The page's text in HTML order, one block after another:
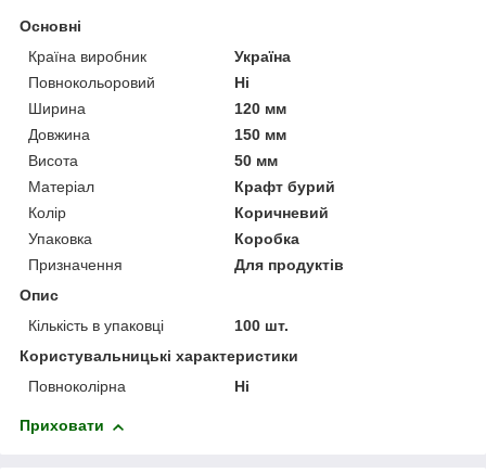
Основні
Країна виробник
Україна
Повнокольоровий
Ні
Ширина
120 мм
Довжина
150 мм
Висота
50 мм
Матеріал
Крафт бурий
Колір
Коричневий
Упаковка
Коробка
Призначення
Для продуктів
Опис
Кількість в упаковці
100 шт.
Користувальницькі характеристики
Повноколірна
Ні
Приховати